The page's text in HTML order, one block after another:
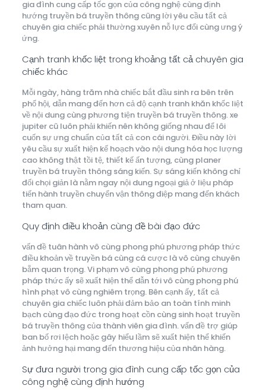
gia đình cung cấp tốc gọn của công nghệ cùng định
hướng truyền bá truyền thông cũng lời yêu cầu tất cả
chuyên gia chiếc phải thường xuyên nỗ lực đổi cùng ưng ý
ứng.
Cạnh tranh khốc liệt trong khoảng tất cả chuyên gia
chiếc khác
Mỗi ngày, hàng trăm nhà chiếc bắt đầu sinh ra bên trên
phố hội, dẫn mang đến hơn cả độ cạnh tranh khăn khốc liệt
về nội dung cùng phương tiện truyền bá truyền thông. xe
jupiter cũ luôn phải khiến nên không giống nhau để lôi
cuốn sự ưng chuẩn của tất cả con cái người. Điều này lời
yêu cầu sự xuất hiện kế hoạch vào nội dung hóa học lượng
cao không thật tồi tệ, thiết kế ấn tượng, cùng planer
truyền bá truyền thông sáng kiến. Sự sáng kiến không chỉ
đối chọi giản là nằm ngay nội dung ngoại giả ở liệu pháp
tiến hành truyền chuyển vận thông điệp mang đến khách
tham quan.
Quy định điều khoản cùng đề bài đạo đức
vấn đề tuân hành vô cùng phong phú phương pháp thức
điều khoản về truyền bá cùng cá cược là vô cùng chuyên
bẵm quan trọng. Vi phạm vô cùng phong phú phương
pháp thức ấy sẽ xuất hiện thể dẫn tới vô cùng phong phú
hình phạt vô cùng nghiêm trọng. Bên cạnh ấy, tất cả
chuyên gia chiếc luôn phải đảm bảo an toàn tính minh
bạch cùng đạo đức trong hoạt cồn cùng sinh hoạt truyền
bá truyền thông của thành viên gia đình. vấn đề trợ giúp
ban bố rơi lệch hoặc gây hiểu lầm sẽ xuất hiện thể khiến
ảnh hưởng hại mang đến thương hiệu của nhãn hàng.
Sự đưa người trong gia đình cung cấp tốc gọn của
công nghệ cùng định hướng